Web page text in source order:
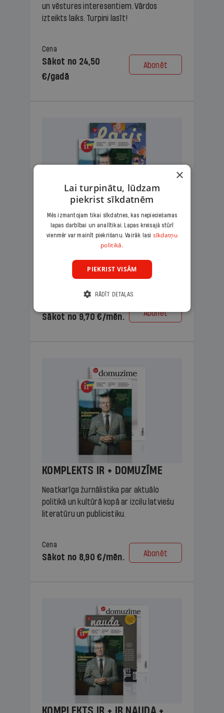
un vēstures interesentiem. Vārdos
izteikts laiks. Turpini lasīt!
Cena
Sākot no 24,50
€/gadā
Abonēt
KOMPLEKTS IR + LASIS
Ģimenes komplekts – aizraujošs
lasāmžurnāls bērniem un analītiska
lasāmviela vecākiem.
Sākot no 9,70 €/mēn. Abonēt
KOMPLEKTS IR + DOMUZĪME
Neatkarīga žurnālistika par aktuālo
politikā un kultūrā kopā ar izcilu latviešu
literatūru un publicistiku.
Cena
Sākot no 8,90 €/mēn. Abonēt
×
Lai turpinātu, lūdzam
piekrist sīkdatnēm
Mēs izmantojam tikai sīkdatnes, kas nepieciešamas
lapas darbībai un analītikai. Lapas kreisajā stūrī
vienmēr var mainīt piekrišanu. Vairāk lasi sīkdatņu
politikā.
PIEKRIST VISĀM
RĀDĪT DETAĻAS